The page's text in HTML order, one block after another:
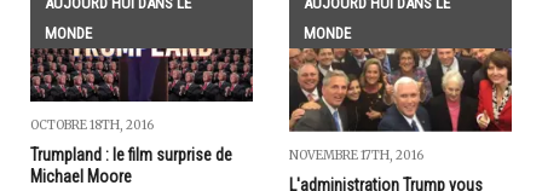
MONDE
OCTOBRE 18TH, 2016
Trumpland : le film surprise de
Michael Moore
MONDE
NOVEMBRE 17TH, 2016
L'administration Trump vous